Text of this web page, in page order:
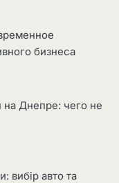
бизнеса
на Днепре: чего не
вибір авто та